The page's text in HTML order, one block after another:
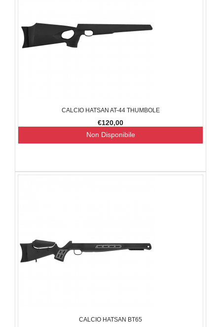
CALCIO HATSAN AT-44 THUMBOLE
€120,00
Non Disponibile
CALCIO HATSAN BT65